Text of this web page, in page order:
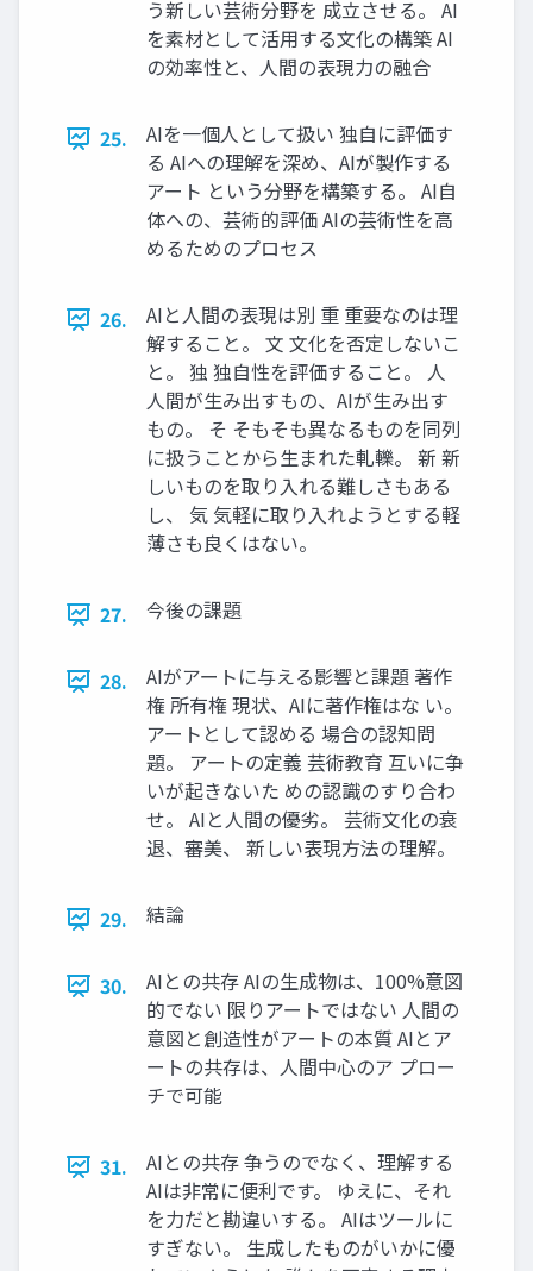
う新しい芸術分野を 成立させる。 AI
を素材として活用する文化の構築 AI
の効率性と、人間の表現力の融合
25.
AIを一個人として扱い 独自に評価す
る AIへの理解を深め、AIが製作する
アート という分野を構築する。 AI自
体への、芸術的評価 AIの芸術性を高
めるためのプロセス
26.
AIと人間の表現は別 重 重要なのは理
解すること。 文 文化を否定しないこ
と。 独 独自性を評価すること。 人
人間が生み出すもの、AIが生み出す
もの。 そ そもそも異なるものを同列
に扱うことから生まれた軋轢。 新 新
しいものを取り入れる難しさもある
し、 気 気軽に取り入れようとする軽
薄さも良くはない。
27. 今後の課題
28.
AIがアートに与える影響と課題 著作
権 所有権 現状、AIに著作権はな い。
アートとして認める 場合の認知問
題。 アートの定義 芸術教育 互いに争
いが起きないた めの認識のすり合わ
せ。 AIと人間の優劣。 芸術文化の衰
退、審美、 新しい表現方法の理解。
29. 結論
30.
AIとの共存 AIの生成物は、100%意図
的でない 限りアートではない 人間の
意図と創造性がアートの本質 AIとア
ートの共存は、人間中心のア プロー
チで可能
31.
AIとの共存 争うのでなく、理解する
AIは非常に便利です。 ゆえに、それ
を力だと勘違いする。 AIはツールに
すぎない。 生成したものがいかに優